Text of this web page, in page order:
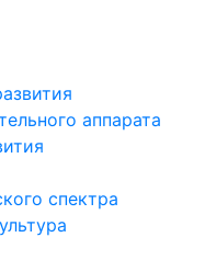
аппарата
спектра